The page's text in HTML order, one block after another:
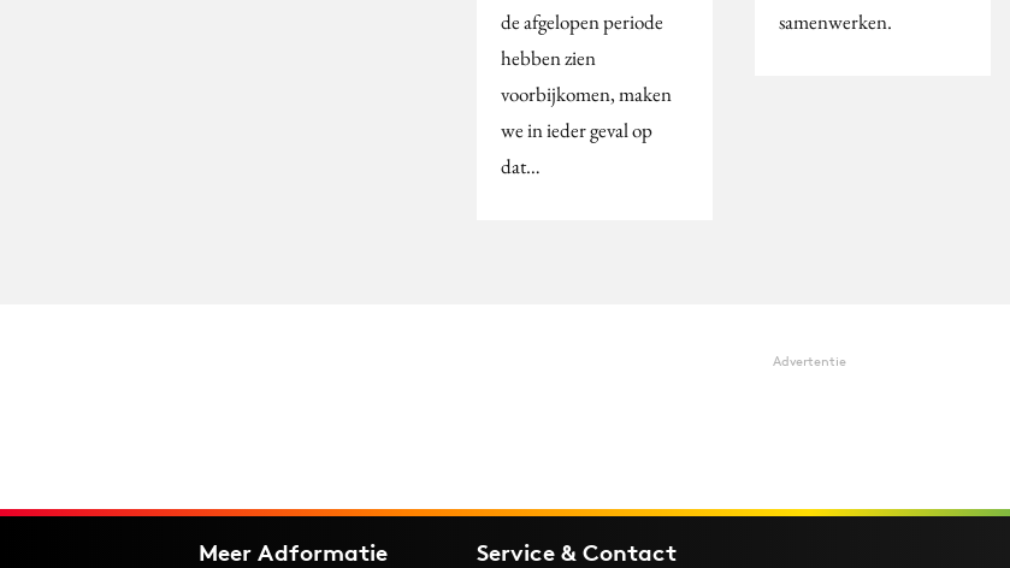
de afgelopen periode
hebben zien
voorbijkomen, maken
we in ieder geval op
dat…
samenwerken.
Advertentie
Meer Adformatie Service & Contact